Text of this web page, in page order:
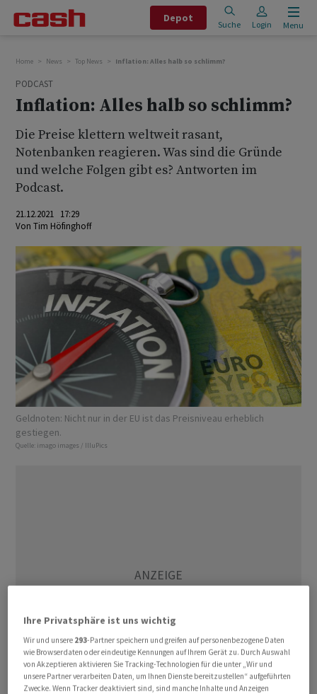
Depot
Suche Login Menu
Home News Top News Inflation: Alles halb so schlimm?
PODCAST
Inflation: Alles halb so schlimm?
Die Preise klettern weltweit rasant,
Notenbanken reagieren. Was sind die Gründe
und welche Folgen gibt es? Antworten im
Podcast.
21.12.2021 17:29
Von Tim Höfinghoff
Geldnoten: Nicht nur in der EU ist das Preisniveau erheblich
gestiegen.
Quelle: imago images / IlluPics
Ihre Privatsphäre ist uns wichtig
Wir und unsere 293-Partner speichern und greifen auf personenbezogene Daten
wie Browserdaten oder eindeutige Kennungen auf Ihrem Gerät zu. Durch Auswahl
von Akzeptieren aktivieren Sie Tracking-Technologien für die unter „Wir und
unsere Partner verarbeiten Daten, um Ihnen Dienste bereitzustellen“ aufgeführten
Zwecke. Wenn Tracker deaktiviert sind, sind manche Inhalte und Anzeigen